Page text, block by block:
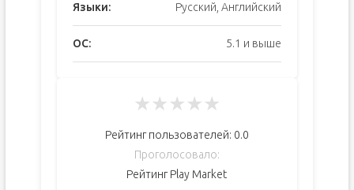
Языки: Русский, Английский
ОС: 5.1 и выше
★★★★★
Рейтинг пользователей: 0.0
Проголосовало:
Рейтинг Play Market